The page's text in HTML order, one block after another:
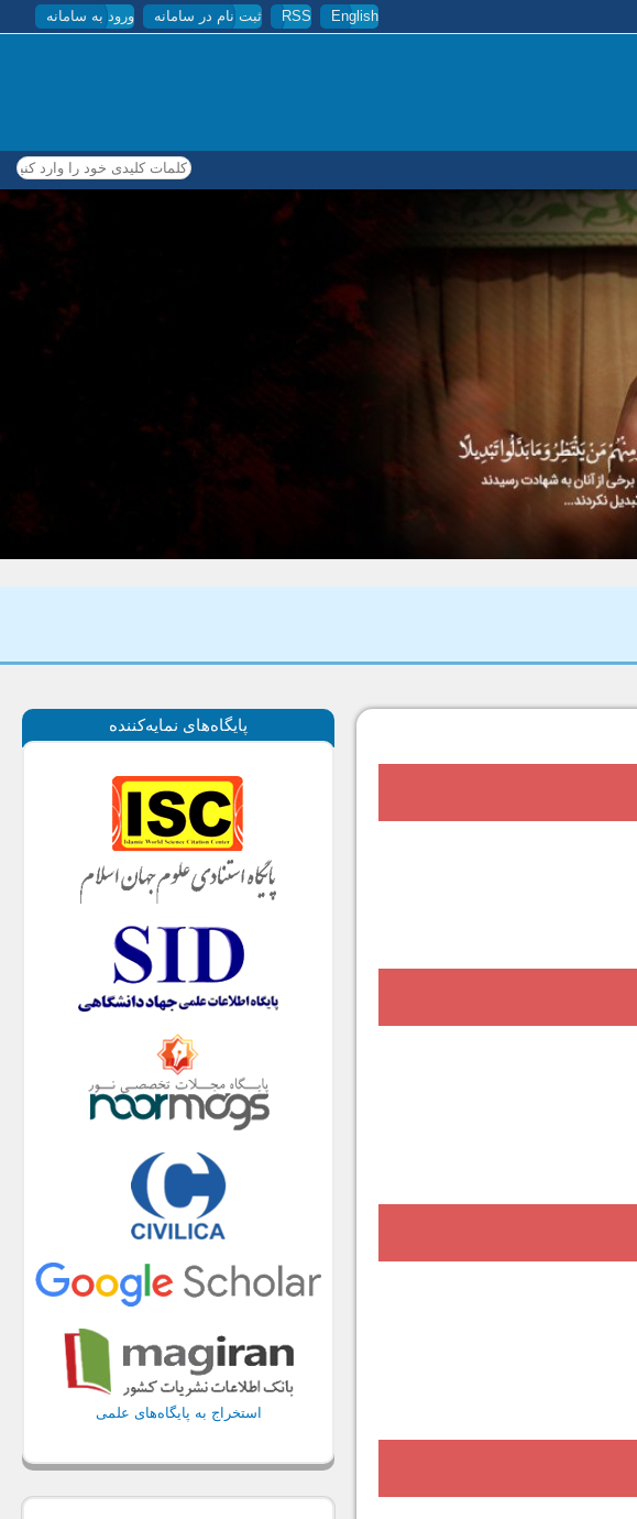
English
RSS ثبت نام در سامانه ورود به سامانه
کلمات کلیدی خود را وارد کنید
پايگاه‌های نمايه‌كننده
استخراج به پایگاه‌های علمی